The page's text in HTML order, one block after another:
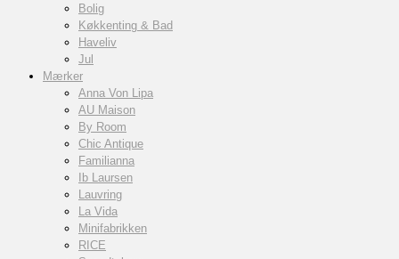
Bolig
Køkkenting & Bad
Haveliv
Jul
Mærker
Anna Von Lipa
AU Maison
By Room
Chic Antique
Familianna
Ib Laursen
Lauvring
La Vida
Minifabrikken
RICE